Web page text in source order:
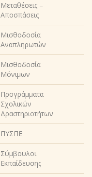
Μεταθέσεις –
Αποσπάσεις
Μισθοδοσία
Αναπληρωτών
Μισθοδοσία
Μόνιμων
Προγράμματα
Σχολικών
Δραστηριοτήτων
ΠΥΣΠΕ
Σύμβουλοι
Εκπαίδευσης